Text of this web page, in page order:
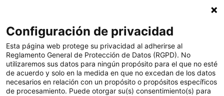
X
Ver todas las entradas de blog
12 diciembre, 2025
Configuración de privacidad
Esta página web protege su privacidad al adherirse al
Reglamento General de Protección de Datos (RGPD). No
utilizaremos sus datos para ningún propósito para el que no esté
de acuerdo y solo en la medida en que no excedan de los datos
necesarios en relación con un propósito o propósitos específicos
de procesamiento. Puede otorgar su(s) consentimiento(s) para